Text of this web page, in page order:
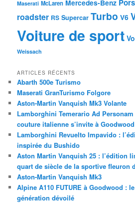
Maserati McLaren Mercedes-Benz
roadster RS Supercar Turbo V6
Voiture de sport
Weissach
ARTICLES RÉCENTS
Abarth 500e Turismo
Maserati GranTurismo Folgore
Aston-Martin Vanquish Mk3 Volante
Lamborghini Temerario Ad
couture italienne s’invite à Goodwood
Lamborghini Revuelto Impavido :
inspirée du Bushido
Aston Martin Vanquish 25 : l’édition
quart de siècle de la sportive fleuron
Aston-Martin Vanquish Mk3
Alpine A110 FUTURE à Goodwood :
génération dévoilé